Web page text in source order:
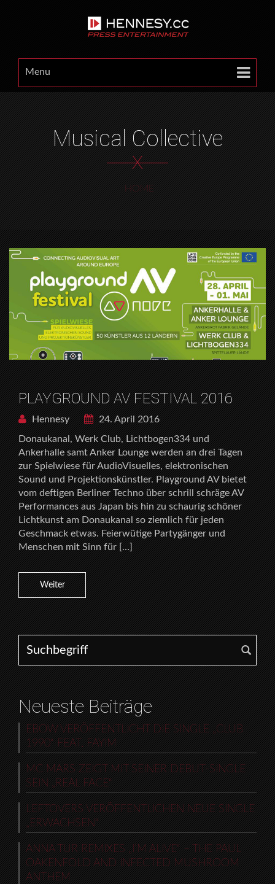
Menu
Musical Collective
X
HOME
PLAYGROUND AV FESTIVAL 2016
Hennesy
24. April 2016
Donaukanal, Werk Club, Lichtbogen334 und
Ankerhalle samt Anker Lounge werden an drei Tagen
zur Spielwiese für AudioVisuelles, elektronischen
Sound und Projektionskünstler. Playground AV bietet
vom deftigen Berliner Techno über schrill schräge AV
Performances aus Japan bis hin zu schaurig schöner
Lichtkunst am Donaukanal so ziemlich für jeden
Geschmack etwas. Feierwütige Partygänger und
Menschen mit Sinn für […]
Weiter
Search for:
Neueste Beiträge
EBOW VERÖFFENTLICHT DIE SINGLE „CLUB
1990“ FEAT. FAYIM
MC MARS ZEIGT MIT SEINER DEBUT-SINGLE
SEIN „REAL FACE“
LEFTOVERS VERÖFFENTLICHEN NEUE SINGLE
„ERWACHSEN“
ANNA TUR REMIXES „I’M ALIVE“ – THE PAUL
OAKENFOLD AND INFECTED MUSHROOM
ANTHEM